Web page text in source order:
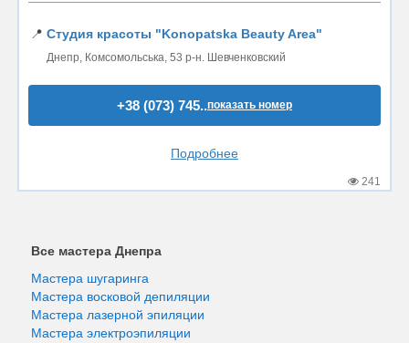
📍 Студия красоты "Konopatska Beauty Area"
Днепр, Комсомольська, 53 р-н. Шевченковский
+38 (073) 745..показать номер
Подробнее
241
Все мастера Днепра
Мастера шугаринга
Мастера восковой депиляции
Мастера лазерной эпиляции
Мастера электроэпиляции